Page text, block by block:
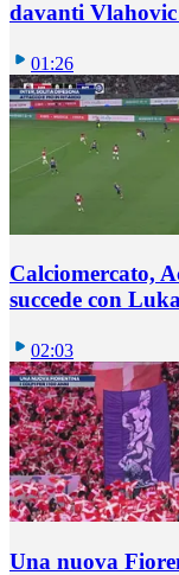
davanti
01:26
Calciomercato,
succede con
02:03
Una nuova